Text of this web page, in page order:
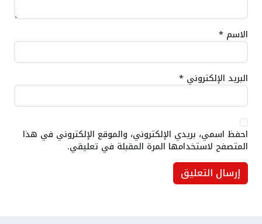
الاسم *
البريد الإلكتروني *
احفظ اسمي، بريدي الإلكتروني، والموقع الإلكتروني في هذا
المتصفح لاستخدامها المرة المقبلة في تعليقي.